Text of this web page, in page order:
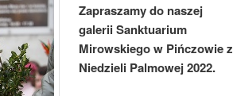
Zapraszamy do naszej
galerii Sanktuarium
Mirowskiego w Pińczowie z
Niedzieli Palmowej 2022.